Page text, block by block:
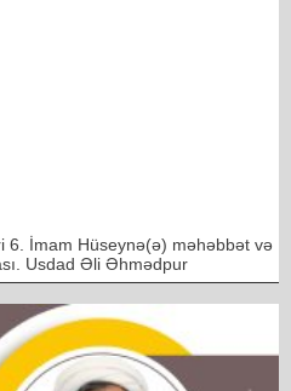
6. İmam Hüseynə(ə) məhəbbət və
Usdad Əli Əhmədpur